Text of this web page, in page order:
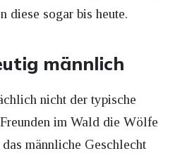
diese sogar bis heute.
männlich
nicht der typische
im Wald die Wölfe
männliche Geschlecht